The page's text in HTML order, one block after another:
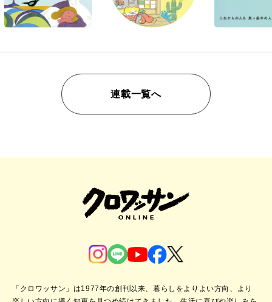
連載一覧へ
「クロワッサン」は1977年の創刊以来、暮らしをよりよい方向、より